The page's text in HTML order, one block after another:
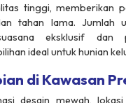
tinggi, memberikan
tahan lama. Jumlah
eksklusif dan
ideal untuk hunian
di Kawasan
desain mewah,